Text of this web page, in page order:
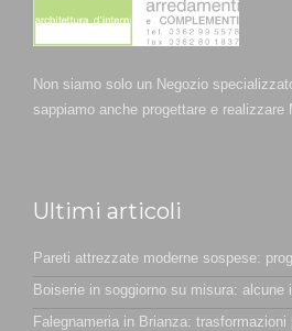
Non siamo solo un Negozio
sappiamo anche progettare e realizzare
Ultimi articoli
Pareti attrezzate moderne sospese:
Boiserie in soggiorno su misura: alcune
Falegnameria in Brianza: trasformazioni